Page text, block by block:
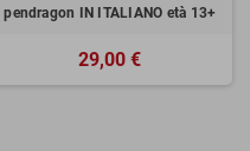
pendragon IN ITALIANO età 13+
29,00 €